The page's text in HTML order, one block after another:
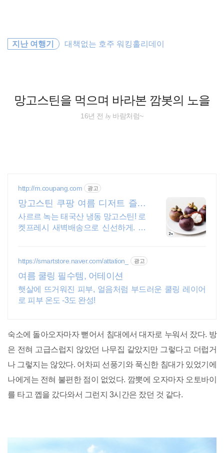
로
망고스틴을 먹으며 바라본 깜봇의 노을
지난 여행기 대책없는 호주 워킹홀리데이
16년 전 by바람처럼~
http://m.coupang.com 광고
망고스틴 쿠팡 여름 디저트 즐겨
요
사르르 녹는 태국산 냉동 망고스틴! 로
켓프레시 새벽배송으로 신선하게. 칼
https://smartstore.naver.com/attation_ 광고
여름 쿨링 필수템, 어테이션
햇살에 뜨거워진 피부, 얼음처럼 부드러운 쿨링 레이어
로 피부 온도 -3도 완성!
숙소에 돌아오자마자 뻗어서 침대에서 대자로 누워서 잤다. 방
은 전혀 고급스럽지 않았던 나무집 같았지만 그렇다고 더럽거
나 그렇지는 않았다. 어차피 선풍기와 푹신한 침대가 있었기에
나에게는 전혀 불편한 점이 없었다. 깜뽓에 오자마자 오토바이
를 타고 껩을 갔다와서 그런지 3시간은 잤던 것 같다.
동남아시아
필리핀
해외여행